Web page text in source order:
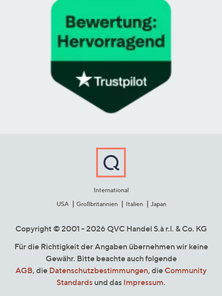
International
USA
Großbritannien Italien Japan
Copyright © 2001 - 2026 QVC Handel S.à r.l. & Co. KG
Für die Richtigkeit der Angaben übernehmen wir keine
Gewähr. Bitte beachte auch folgende
AGB, die Datenschutzbestimmungen, die Community
Standards und das Impressum.